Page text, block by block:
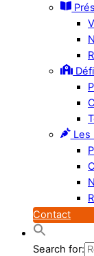
Les
Contact
Search for: